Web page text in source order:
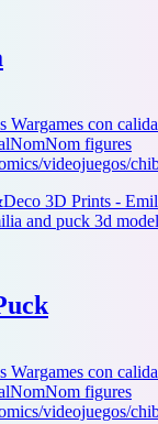
Wargames con
NomNom figures
videojuegos/
Wargames con
NomNom figures
videojuegos/